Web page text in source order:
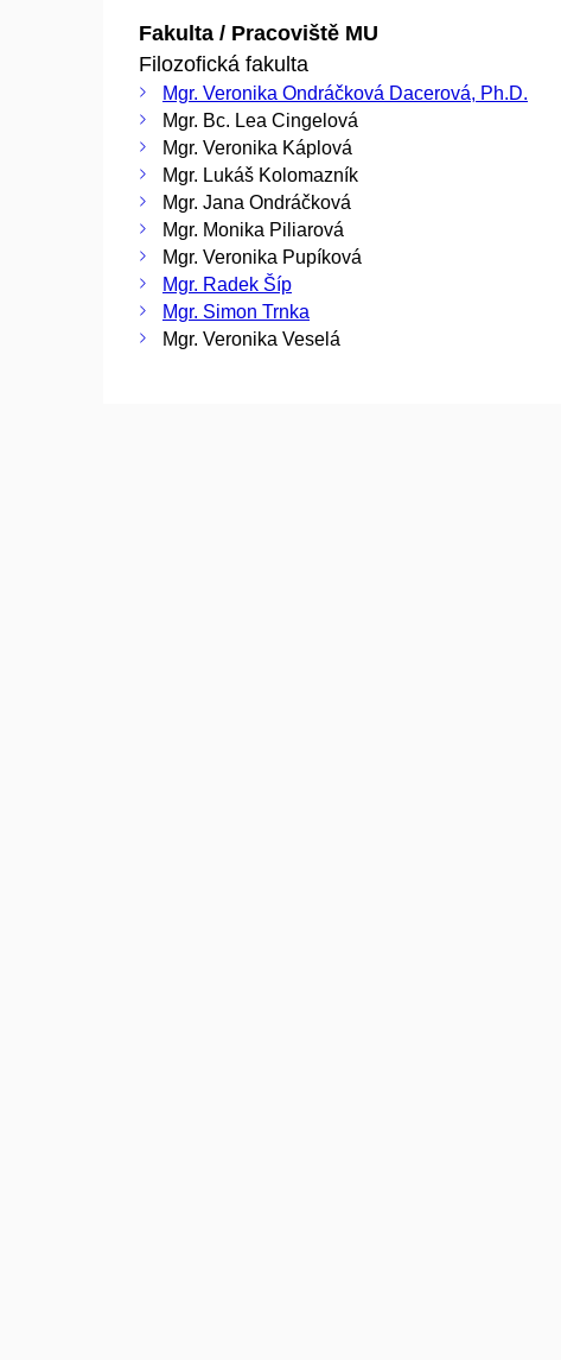
Fakulta / Pracoviště MU
Filozofická fakulta
Mgr. Veronika Ondráčková Dacerová, Ph.D.
Mgr. Bc. Lea Cingelová
Mgr. Veronika Káplová
Mgr. Lukáš Kolomazník
Mgr. Jana Ondráčková
Mgr. Monika Piliarová
Mgr. Veronika Pupíková
Mgr. Radek Šíp
Mgr. Simon Trnka
Mgr. Veronika Veselá